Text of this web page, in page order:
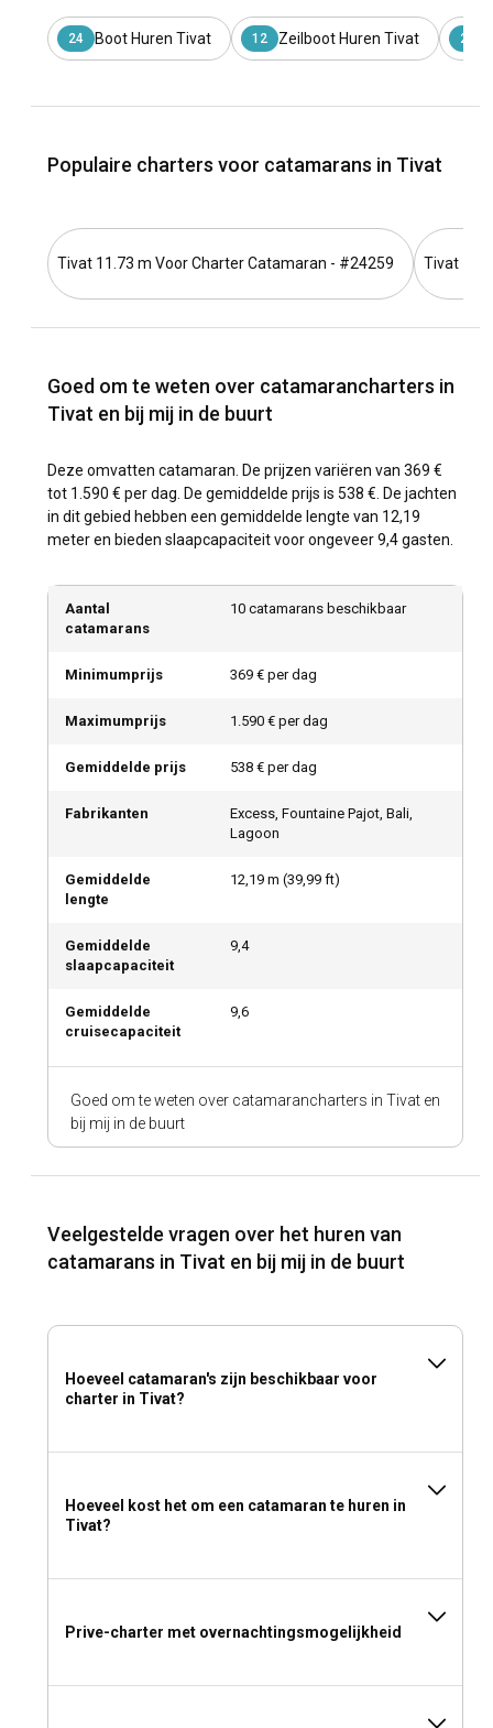
24 Boot Huren Tivat 12 Zeilboot Huren Tivat 2
Populaire charters voor catamarans in Tivat
Tivat 11.73 m Voor Charter Catamaran - #24259 Tivat
Goed om te weten over catamarancharters in
Tivat en bij mij in de buurt
Deze omvatten catamaran. De prijzen variëren van 369 €
tot 1.590 € per dag. De gemiddelde prijs is 538 €. De jachten
in dit gebied hebben een gemiddelde lengte van 12,19
meter en bieden slaapcapaciteit voor ongeveer 9,4 gasten.
Goed om te weten over catamarancharters in Tivat en
bij mij in de buurt
Aantal
catamarans
10 catamarans beschikbaar
Minimumprijs 369 € per dag
Maximumprijs 1.590 € per dag
Gemiddelde prijs 538 € per dag
Fabrikanten
Excess, Fountaine Pajot, Bali,
Lagoon
Gemiddelde
lengte
12,19 m (39,99 ft)
Gemiddelde
slaapcapaciteit
9,4
Gemiddelde
cruisecapaciteit
9,6
Veelgestelde vragen over het huren van
catamarans in Tivat en bij mij in de buurt
Hoeveel catamaran's zijn beschikbaar voor
charter in Tivat?
Hoeveel kost het om een catamaran te huren in
Tivat?
Prive-charter met overnachtingsmogelijkheid